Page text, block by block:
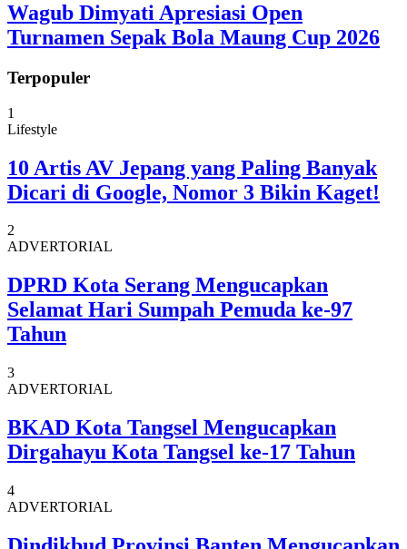
Wagub Dimyati Apresiasi Open
Turnamen Sepak Bola Maung Cup 2026
Terpopuler
1
Lifestyle
10 Artis AV Jepang yang Paling Banyak
Dicari di Google, Nomor 3 Bikin Kaget!
2
ADVERTORIAL
DPRD Kota Serang Mengucapkan
Selamat Hari Sumpah Pemuda ke-97
Tahun
3
ADVERTORIAL
BKAD Kota Tangsel Mengucapkan
Dirgahayu Kota Tangsel ke-17 Tahun
4
ADVERTORIAL